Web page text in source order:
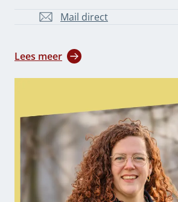
Mail direct
l.flikkenschild@overijssel.nl
Lees meer